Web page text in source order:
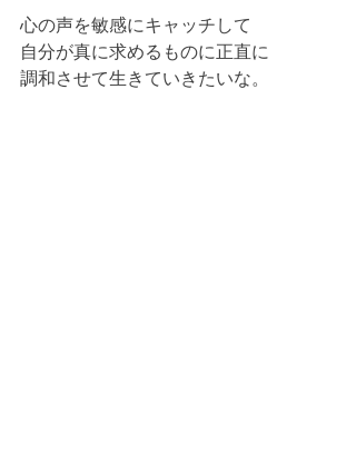
心の声を敏感にキャッチして
自分が真に求めるものに正直に
調和させて生きていきたいな。